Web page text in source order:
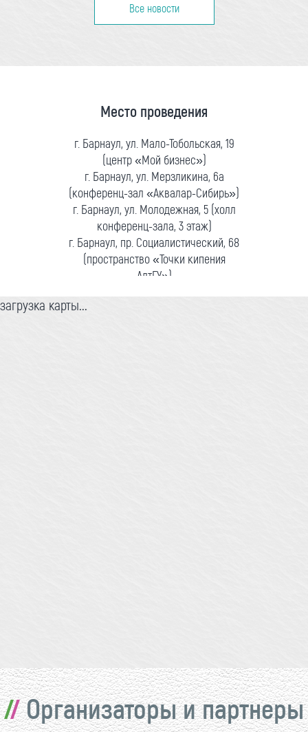
Все новости
Место проведения
г. Барнаул, ул. Мало-Тобольская, 19
(центр «Мой бизнес»)
г. Барнаул, ул. Мерзликина, 6а
(конференц-зал «Аквалар-Сибирь»)
г. Барнаул, ул. Молодежная, 5 (холл
конференц-зала, 3 этаж)
г. Барнаул, пр. Социалистический, 68
(пространство «Точки кипения
АлтГУ»)
загрузка карты...
Организаторы и партнеры